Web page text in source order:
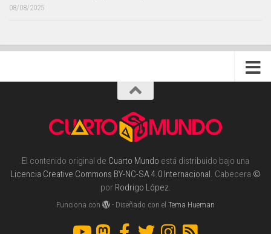
08/08/2025
El contenido original de Cuarto Mundo está distribuido bajo una
Licencia Creative Commons BY-NC-SA 4.0 Internacional. Cabecera ©
por Rodrigo López.
Funciona con - Diseñado con elTema Hueman